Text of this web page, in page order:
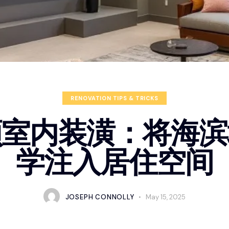
RENOVATION TIPS & TRICKS
内装潢：将海
学注入居住空间
JOSEPH CONNOLLY May 15, 2025